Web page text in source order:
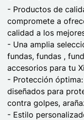
- Productos de
compromete a
calidad a los
- Una amplia
fundas, fundas ,
accesorios para tu
- Protección
diseñados para
contra golpes,
- Estilo